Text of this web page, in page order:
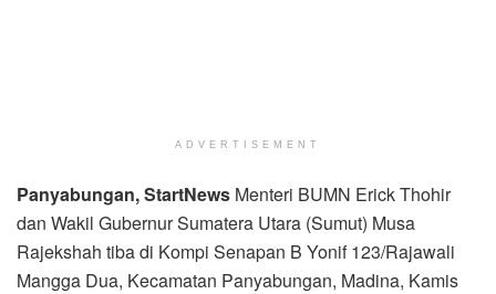
ADVERTISEMENT
Panyabungan, StartNews Menteri BUMN Erick Thohir
dan Wakil Gubernur Sumatera Utara (Sumut) Musa
Rajekshah tiba di Kompi Senapan B Yonif 123/Rajawali
Mangga Dua, Kecamatan Panyabungan, Madina, Kamis